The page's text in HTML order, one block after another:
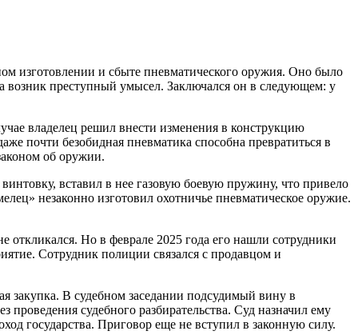
изготовлении и сбыте пневматического оружия. Оно было
возник преступный умысел. Заключался он в следующем: у
владелец решил внести изменения в конструкцию
почти безобидная пневматика способна превратиться в
об оружии.
вставил в нее газовую боевую пружину, что привело
незаконно изготовил охотничье пневматическое оружие.
откликался. Но в феврале 2025 года его нашли сотрудники
Сотрудник полиции связался с продавцом и
закупка. В судебном заседании подсудимый вину в
судебного разбирательства. Суд назначил ему
государства. Приговор еще не вступил в законную силу.